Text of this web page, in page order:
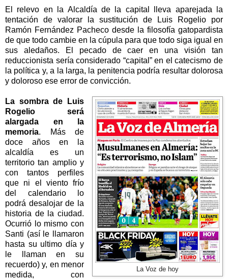
El relevo en la Alcaldía de la capital lleva aparejada la
tentación de valorar la sustitución de Luis Rogelio por
Ramón Fernández Pacheco desde la filosofía gatopardista
de que todo cambie en la cúpula para que todo siga igual en
sus aledaños. El pecado de caer en una visión tan
reduccionista sería considerado “capital” en el catecismo de
la política y, a la larga, la penitencia podría resultar dolorosa
y doloroso ese error de convicción.
La Voz de hoy
La sombra de Luis
Rogelio será
alargada en la
memoria. Más de
doce años en
la
alcaldía es un
territorio tan amplio y
con tantos perfiles
que ni el viento frío
del calendario lo
podrá desalojar de la
historia de la ciudad.
Ocurrió lo mismo con
Santi (así le llamaron
hasta su ultimo día y
le llaman en su
recuerdo) y, en menor
medida, con